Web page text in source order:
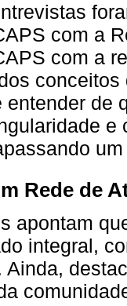
com a
com a
entender de
Rede de
apontam
integral,
Ainda,